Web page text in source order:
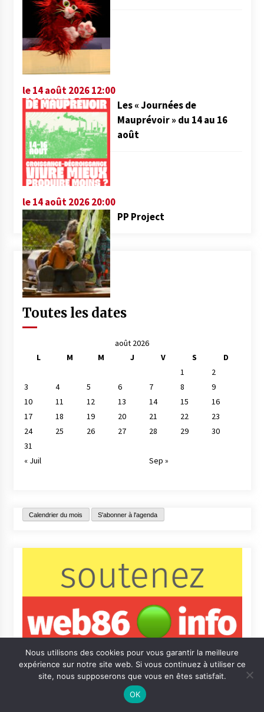
le 14 août 2026 12:00
Les « Journées de
Mauprévoir » du 14 au 16
août
le 14 août 2026 20:00
PP Project
Toutes les dates
août 2026
L
M M J V S
D
1
2
3
4 5 6 7 8
9
10
11 12 13 14 15
16
17
18 19 20 21 22
23
24
25 26 27 28 29
30
31
« Juil
Sep »
Calendrier du mois S'abonner à l'agenda
Nous utilisons des cookies pour vous garantir la meilleure
expérience sur notre site web. Si vous continuez à utiliser ce
site, nous supposerons que vous en êtes satisfait.
OK